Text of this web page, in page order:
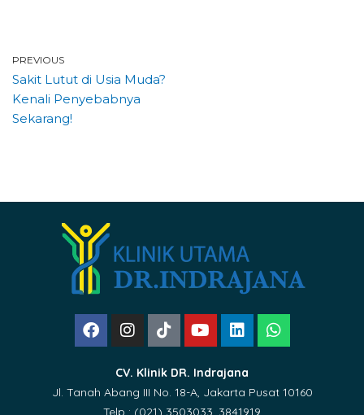
PREVIOUS
Sakit Lutut di Usia Muda?
Kenali Penyebabnya
Sekarang!
CV. Klinik DR. Indrajana
Jl. Tanah Abang III No. 18-A, Jakarta Pusat 10160
Telp : (021) 3503033, 3841919